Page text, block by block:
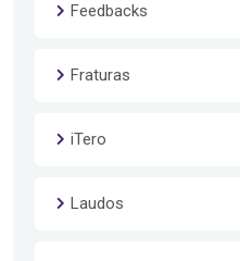
Feedbacks
Fraturas
iTero
Laudos